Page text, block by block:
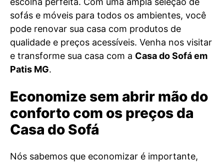
sofás e móveis para todos os ambientes, você
pode renovar sua casa com produtos de
qualidade e preços acessíveis. Venha nos visitar
e transforme sua casa com a Casa do Sofá em
Patis MG.
Economize sem abrir mão do
conforto com os preços da
Casa do Sofá
Nós sabemos que economizar é importante,